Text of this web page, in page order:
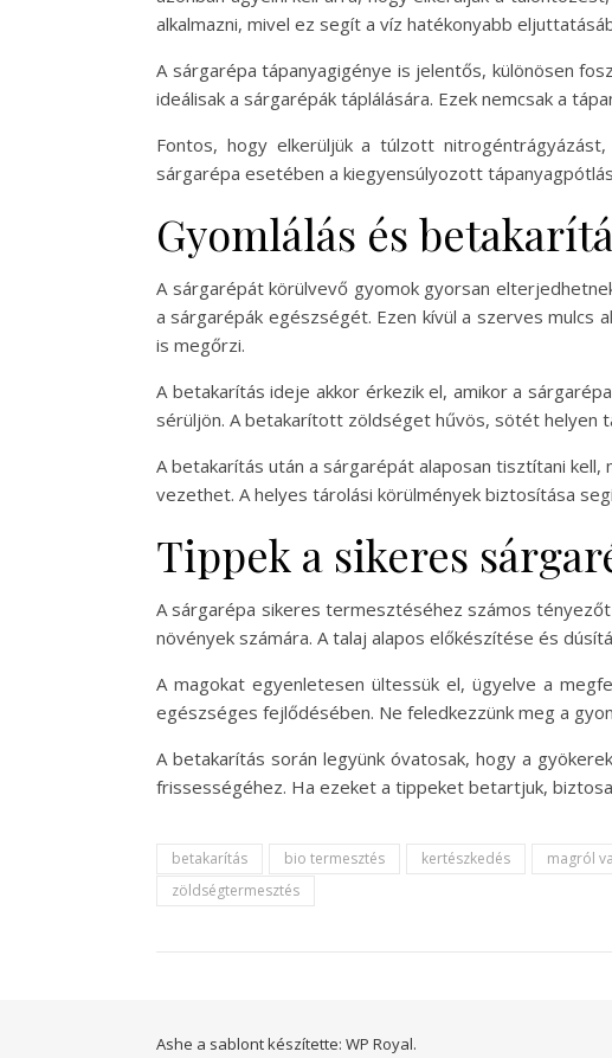
alkalmazni, mivel ez segít a víz hatékonyabb
A sárgarépa tápanyagigénye is jelentős, különösen
ideálisak a sárgarépák táplálására. Ezek nemcsak a
Fontos, hogy elkerüljük a túlzott
sárgarépa esetében a kiegyensúlyozott
Gyomlálás és
A sárgarépát körülvevő gyomok gyorsan
a sárgarépák egészségét. Ezen kívül a szerves mulcs
is megőrzi.
A betakarítás ideje akkor érkezik el, amikor a
sérüljön. A betakarított zöldséget hűvös, sötét helyen
A betakarítás után a sárgarépát alaposan tisztítani
vezethet. A helyes tárolási körülmények biztosítása
Tippek a sikeres
A sárgarépa sikeres termesztéséhez számos
növények számára. A talaj alapos előkészítése és
A magokat egyenletesen ültessük el, ügyelve a
egészséges fejlődésében. Ne feledkezzünk meg a
A betakarítás során legyünk óvatosak, hogy a
frissességéhez. Ha ezeket a tippeket betartjuk,
betakarítás bio termesztés kertészkedés magról
zöldségtermesztés
Ashe a sablont készítette: WP Royal.